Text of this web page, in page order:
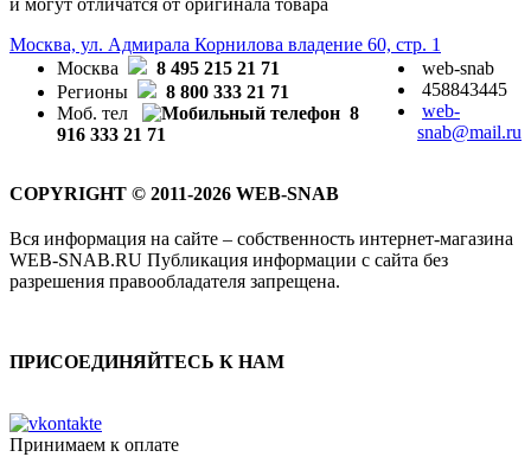
и могут отличатся от оригинала товара
Москва, ул. Адмирала Корнилова владение 60, стр. 1
Москва
8 495 215 21 71
Регионы
8 800 333 21 71
Моб. тел
8
916 333 21 71
web-snab
458843445
web-
snab@mail.ru
COPYRIGHT © 2011-2026 WEB-SNAB
Вся информация на сайте – собственность интернет-магазина
WEB-SNAB.RU Публикация информации с сайта без
разрешения правообладателя запрещена.
ПРИСОЕДИНЯЙТЕСЬ К НАМ
Принимаем к оплате